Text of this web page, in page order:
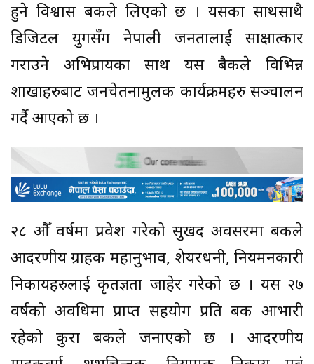
हुने विश्वास बैंकले लिएको छ । यसका साथसाथै
डिजिटल युगसँग नेपाली जनतालाई साक्षात्कार
गराउने अभिप्रायका साथ यस बैकले विभिन्न
शाखाहरुबाट जनचेतनामुलक कार्यक्रमहरु सञ्चालन
गर्दै आएको छ ।
२८ औँ वर्षमा प्रवेश गरेको सुखद अवसरमा बैंकले
आदरणीय ग्राहक महानुभाव, शेयरधनी, नियमनकारी
निकायहरुलाई कृतज्ञता जाहेर गरेको छ । यस २७
वर्षको अवधिमा प्राप्त सहयोग प्रति बैंक आभारी
रहेको कुरा बैंकले जनाएको छ । आदरणीय